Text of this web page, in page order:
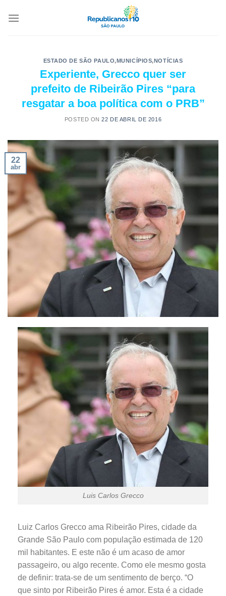
ESTADO DE SÃO PAULO,MUNICÍPIOS,NOTÍCIAS
Experiente, Grecco quer ser
prefeito de Ribeirão Pires “para
resgatar a boa política com o PRB”
POSTED ON22 DE ABRIL DE 2016
22
abr
Luis Carlos Grecco
Luiz Carlos Grecco ama Ribeirão Pires, cidade da
Grande São Paulo com população estimada de 120
mil habitantes. E este não é um acaso de amor
passageiro, ou algo recente. Como ele mesmo gosta
de definir: trata-se de um sentimento de berço. “O
que sinto por Ribeirão Pires é amor. Esta é a cidade